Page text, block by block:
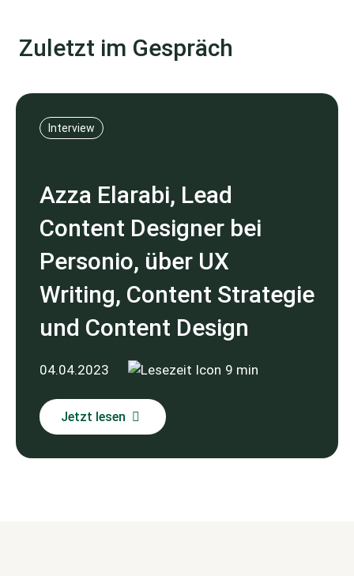
Zuletzt im Gespräch
Interview
Azza Elarabi, Lead
Content Designer bei
Personio, über UX
Writing, Content Strategie
und Content Design
04.04.2023 9 min
Jetzt lesen